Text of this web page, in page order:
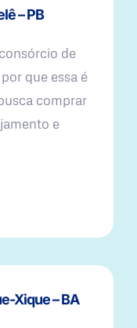
– PB
de
que essa é
comprar
e
Xique – BA